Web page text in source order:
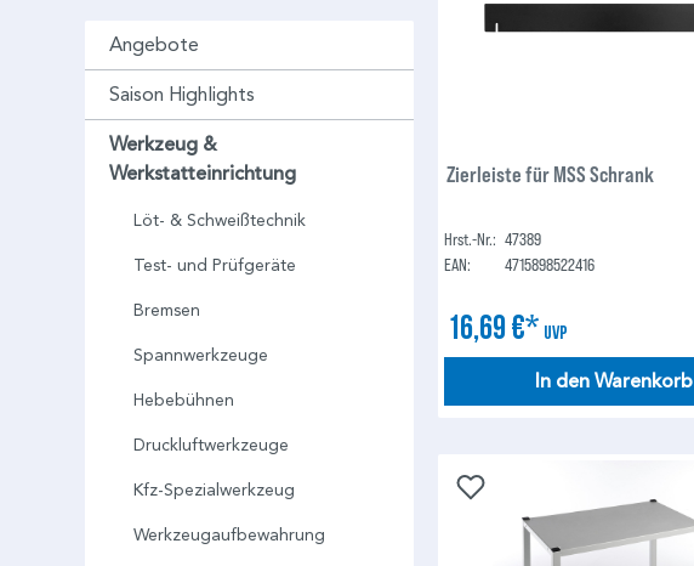
Angebote
Saison Highlights
Werkzeug &
Werkstatteinrichtung
Löt- & Schweißtechnik
Test- und Prüfgeräte
Bremsen
Spannwerkzeuge
Hebebühnen
Druckluftwerkzeuge
Kfz-Spezialwerkzeug
Werkzeugaufbewahrung
Zierleiste für MSS Schrank
Hrst.-Nr.: 47389
EAN:
4715898522416
16,69 €* UVP
In den Warenkorb